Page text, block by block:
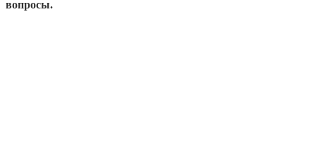
вопросы.